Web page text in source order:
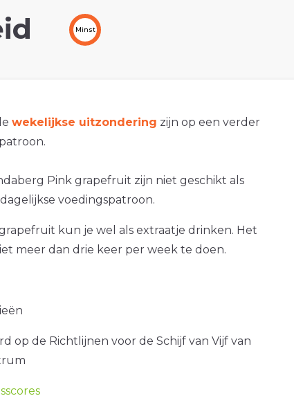
Minst
wekelijkse uitzondering zijn op een verder
Pink grapefruit zijn niet geschikt als
voedingspatroon.
kun je wel als extraatje drinken. Het
meer dan drie keer per week te doen.
op de Richtlijnen voor de Schijf van Vijf van